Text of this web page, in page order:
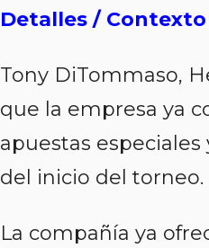
Detalles / Contexto
Tony DiTommaso,
que la empresa ya
apuestas
del inicio del torneo.
La compañía ya